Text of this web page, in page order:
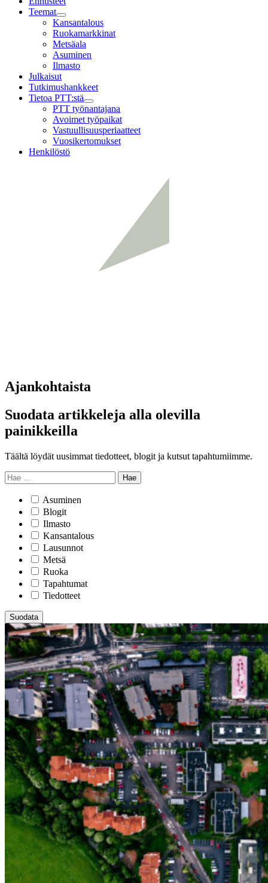
Teemat
Child
menu
Kansantalous
Ruokamarkkinat
Metsäala
Asuminen
Ilmasto
Julkaisut
Tutkimushankkeet
Tietoa PTT:stä
Child
menu
PTT työnantajana
Avoimet työpaikat
Vastuullisuusperiaatteet
Vuosikertomukset
Henkilöstö
Ajankohtaista
Suodata artikkeleja alla olevilla
painikkeilla
Täältä löydät uusimmat tiedotteet, blogit ja kutsut tapahtumiimme.
Hae
Asuminen
Blogit
Ilmasto
Kansantalous
Lausunnot
Metsä
Ruoka
Tapahtumat
Tiedotteet